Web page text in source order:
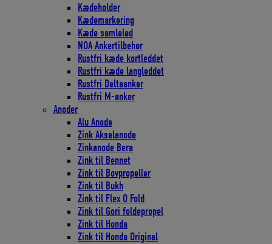
Kædeholder
Kædemarkering
Kæde samleled
NOA Ankertilbehør
Rustfri kæde kortleddet
Rustfri kæde langleddet
Rustfri Deltaanker
Rustfri M-anker
Anoder
Alu Anode
Zink Akselanode
Zinkanode Bera
Zink til Bennet
Zink til Bovpropeller
Zink til Bukh
Zink til Flex O Fold
Zink til Gori foldepropel
Zink til Honda
Zink til Honda Original